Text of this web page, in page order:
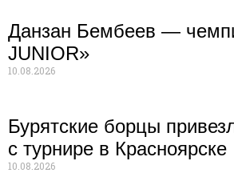
Данзан Бембеев —
JUNIOR»
10.08.2026
Бурятские борцы
с турнире в Красноярске
10.08.2026